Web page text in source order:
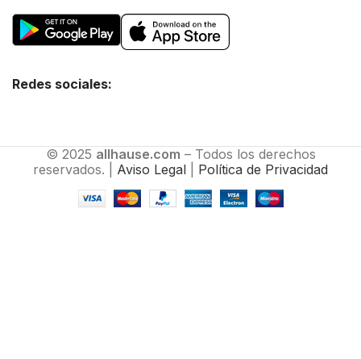
Redes sociales:
© 2025 allhause.com – Todos los derechos
reservados. | Aviso Legal Política de Privacidad